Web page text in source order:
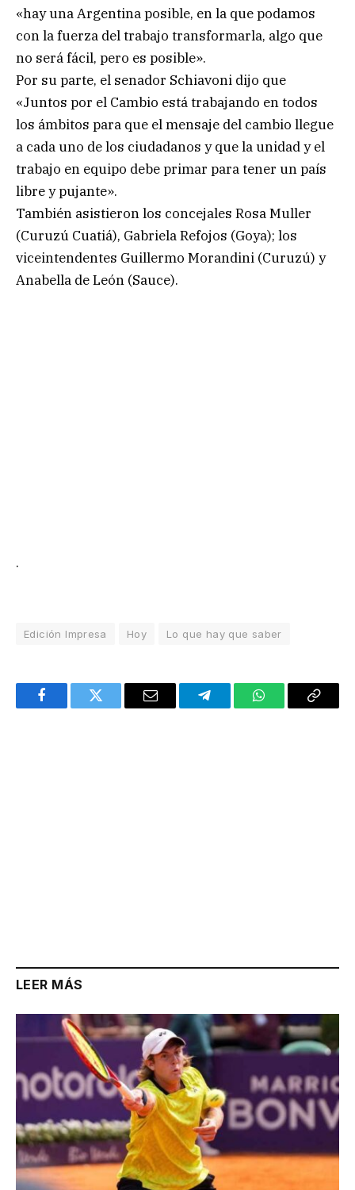
«hay una Argentina posible, en la que podamos
con la fuerza del trabajo transformarla, algo que
no será fácil, pero es posible».
Por su parte, el senador Schiavoni dijo que
«Juntos por el Cambio está trabajando en todos
los ámbitos para que el mensaje del cambio llegue
a cada uno de los ciudadanos y que la unidad y el
trabajo en equipo debe primar para tener un país
libre y pujante».
También asistieron los concejales Rosa Muller
(Curuzú Cuatiá), Gabriela Refojos (Goya); los
viceintendentes Guillermo Morandini (Curuzú) y
Anabella de León (Sauce).
.
Edición Impresa Hoy Lo que hay que saber
FacebookTwitter Email TelegramWhatsAppCopy
LEER MÁS